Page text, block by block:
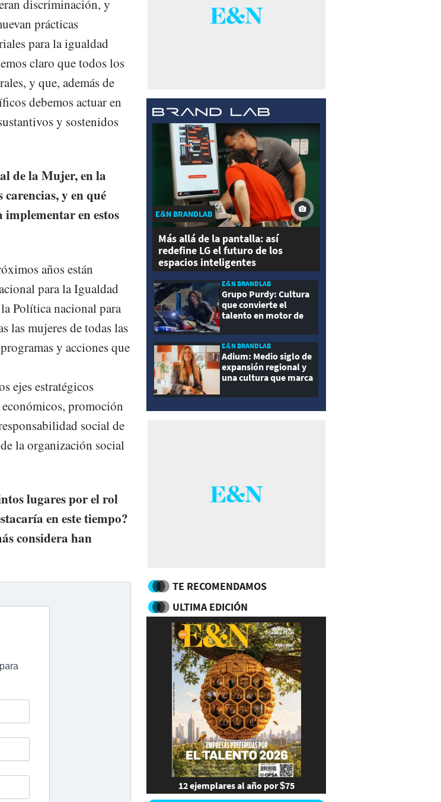
discriminación, y
prácticas
para la igualdad
claro que todos los
y que, además de
debemos actuar en
y sostenidos
de la Mujer, en la
carencias, y en qué
en estos
años están
para la Igualdad
Política nacional para
las mujeres de todas las
y acciones que
ejes estratégicos
económicos, promoción
social de
la organización social
lugares por el rol
en este tiempo?
considera han
E&N BRANDLAB
Más allá de la pantalla: así
redefine LG el futuro de los
espacios inteligentes
E&N BRANDLAB
Grupo Purdy: Cultura
que convierte el
talento en motor de
E&N BRANDLAB
Adium: Medio siglo de
expansión regional y
una cultura que marca
TE RECOMENDAMOS
ULTIMA EDICIÓN
12 ejemplares al año por $75